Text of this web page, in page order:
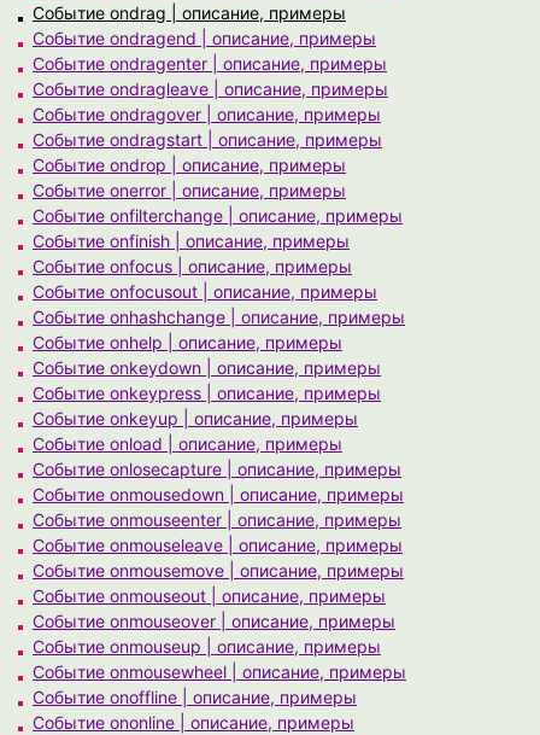
Событие ondrag | описание, примеры
Событие ondragend | описание, примеры
Событие ondragenter | описание, примеры
Событие ondragleave | описание, примеры
Событие ondragover | описание, примеры
Событие ondragstart | описание, примеры
Событие ondrop | описание, примеры
Событие onerror | описание, примеры
Событие onfilterchange | описание, примеры
Событие onfinish | описание, примеры
Событие onfocus | описание, примеры
Событие onfocusout | описание, примеры
Событие onhashchange | описание, примеры
Событие onhelp | описание, примеры
Событие onkeydown | описание, примеры
Событие onkeypress | описание, примеры
Событие onkeyup | описание, примеры
Событие onload | описание, примеры
Событие onlosecapture | описание, примеры
Событие onmousedown | описание, примеры
Событие onmouseenter | описание, примеры
Событие onmouseleave | описание, примеры
Событие onmousemove | описание, примеры
Событие onmouseout | описание, примеры
Событие onmouseover | описание, примеры
Событие onmouseup | описание, примеры
Событие onmousewheel | описание, примеры
Событие onoffline | описание, примеры
Событие ononline | описание, примеры